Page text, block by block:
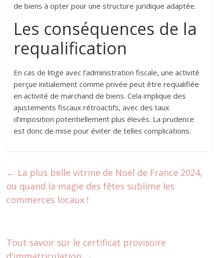
de biens à opter pour une structure juridique adaptée.
Les conséquences de la
requalification
En cas de litige avec l’administration fiscale, une activité
perçue initialement comme privée peut être requalifiée
en activité de marchand de biens. Cela implique des
ajustements fiscaux rétroactifs, avec des taux
d’imposition potentiellement plus élevés. La prudence
est donc de mise pour éviter de telles complications.
← La plus belle vitrine de Noël de France 2024,
ou quand la magie des fêtes sublime les
commerces locaux !
Tout savoir sur le certificat provisoire